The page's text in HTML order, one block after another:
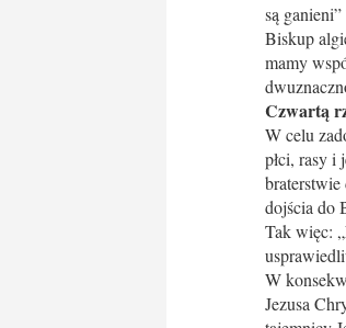
są
Biskup
mamy
Czwartą
W celu
płci, rasy i
dojścia do
Tak więc:
W
Jezusa